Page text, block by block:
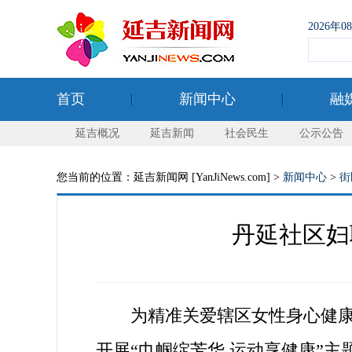
2026年
首页 新闻中心 融
延吉概况 延吉新闻 社会民生 公示公告
您当前的位置：延吉新闻网 [YanJiNews.com] > 新闻中心 >
丹延社区
为精准关爱辖区女性身心健康